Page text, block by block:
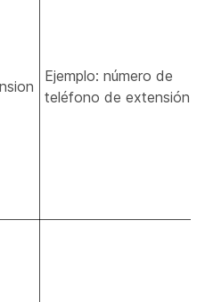
Ejemplo: número de
teléfono de extensión